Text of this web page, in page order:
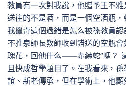
教員有一次對我說，他贈予王不
送往的不是酒，而是一個空酒瓶，
我獵奇這個過錯是怎么被孫教員
不雅泉師長教師收到錯送的空瓶
瑰花，回他什么——赤練蛇”嗎？
且快成哲學題目了。在我看來，
誼、新老傳承，但在學術上，他顯